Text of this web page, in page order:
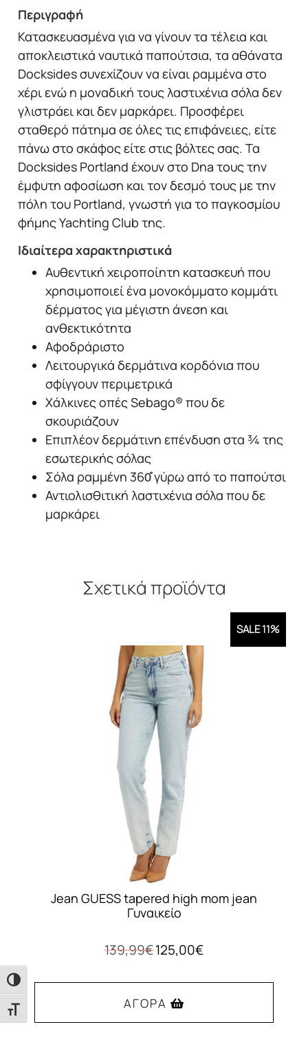
Εναλλαγή Υψηλής Αντίθεσης
Εναλλαγή Μεγέθους Γραμμάτων
nubuck
brown
dk
yellow
gold
γυναικείο
ποσότητα
Περιγραφή
Κατασκευασμένα για να γίνουν τα τέλεια και
αποκλειστικά ναυτικά παπούτσια, τα αθάνατα
Docksides συνεχίζουν να είναι ραμμένα στο
χέρι ενώ η μοναδική τους λαστιχένια σόλα δεν
γλιστράει και δεν μαρκάρει. Προσφέρει
σταθερό πάτημα σε όλες τις επιφάνειες, είτε
πάνω στο σκάφος είτε στις βόλτες σας. Τα
Docksides Portland έχουν στο Dna τους την
έμφυτη αφοσίωση και τον δεσμό τους με την
πόλη του Portland, γνωστή για το παγκοσμίου
φήμης Yachting Club της.
Ιδιαίτερα χαρακτηριστικά
Αυθεντική χειροποίητη κατασκευή που
χρησιμοποιεί ένα μονοκόμματο κομμάτι
δέρματος για μέγιστη άνεση και
ανθεκτικότητα
Αφοδράριστο
Λειτουργικά δερμάτινα κορδόνια που
σφίγγουν περιμετρικά
Χάλκινες οπές Sebago® που δε
σκουριάζουν
Επιπλέον δερμάτινη επένδυση στα ¾ της
εσωτερικής σόλας
Σόλα ραμμένη 360̊̊ γύρω από το παπούτσι
Αντιολισθιτική λαστιχένια σόλα που δε
μαρκάρει
Σχετικά προϊόντα
SALE 11%
Jean GUESS tapered high mom jean
Γυναικείο
139,99€Original
was:
139,99€.
125,00€Η
τιμή
ΑΓΟΡΆ